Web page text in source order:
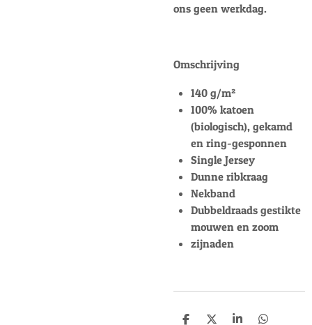
ons geen werkdag.
Omschrijving
140 g/m²
100% katoen
(biologisch), gekamd
en ring-gesponnen
Single Jersey
Dunne ribkraag
Nekband
Dubbeldraads gestikte
mouwen en zoom
zijnaden